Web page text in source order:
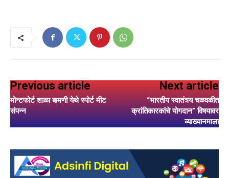
Previous article
मोन्टफोर्ट शाळा बामणी येथे स्पोर्ट मीट
संपन्न
Next article
“भारतीय स्वातंत्र्य चळवळीत
क्रांतिकारकांचे योगदान” विषयावर
व्याख्यानमाला